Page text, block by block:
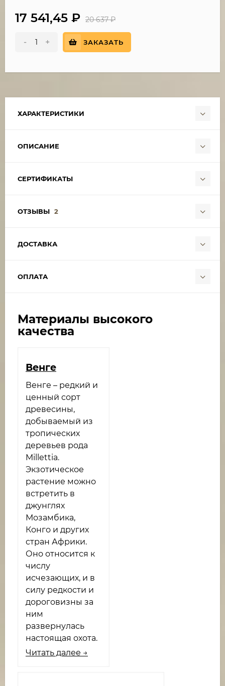
17 541,45 ₽ 20 637₽
- + ЗАКАЗАТЬ
ХАРАКТЕРИСТИКИ
ОПИСАНИЕ
СЕРТИФИКАТЫ
ОТЗЫВЫ 2
ДОСТАВКА
ОПЛАТА
Материалы высокого
качества
Венге​
Венге – редкий и
ценный сорт
древесины,
добываемый из
тропических
деревьев рода
Millettia.
Экзотическое
растение можно
встретить в
джунглях
Мозамбика,
Конго и других
стран Африки.
Оно относится к
числу
исчезающих, и в
силу редкости и
дороговизны за
ним
развернулась
настоящая охота.
Читать далее →